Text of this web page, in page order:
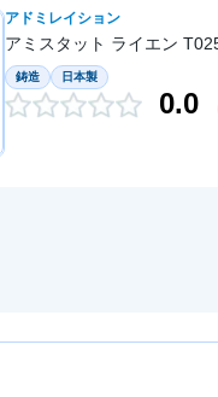
アドミレイション
アミスタット ライエン
鋳造 日本製
0.0